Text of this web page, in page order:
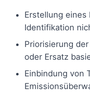
Erstellung
Identifikation
Priorisierung
oder Ersatz
Einbindung von